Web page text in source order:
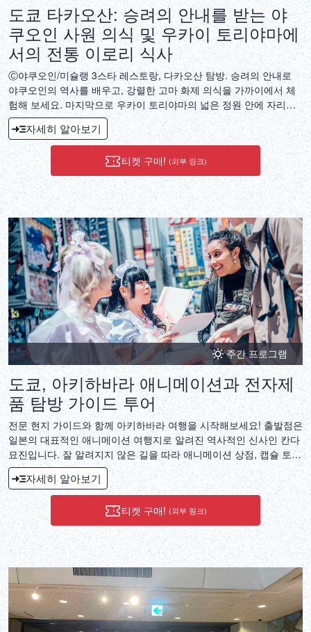
도쿄 타카오산: 승려의 안내를 받는 야
쿠오인 사원 의식 및 우카이 토리야마에
서의 전통 이로리 식사
Ⓒ야쿠오인/미슐랭 3스타 레스토랑, 다카오산 탐방. 승려의 안내로
야쿠오인의 역사를 배우고, 강렬한 고마 화제 의식을 가까이에서 체
험해 보세요. 마지막으로 우카이 토리야마의 넓은 정원 안에 자리한
개인 공간에서 숯불구이 만찬을 즐기실 수 있습니다.
자세히 알아보기
티켓 구매! (외부 링크)
주간 프로그램
도쿄, 아키하바라 애니메이션과 전자제
품 탐방 가이드 투어
전문 현지 가이드와 함께 아키하바라 여행을 시작해보세요! 출발점은
일본의 대표적인 애니메이션 여행지로 알려진 역사적인 신사인 칸다
묘진입니다. 잘 알려지지 않은 길을 따라 애니메이션 상점, 캡슐 토이
가게, 게임 숍, 도매점, 전자제품 매장 등을 들르며 가이드가 마을의
풍부한 역사와 변화 과정을 소개해 드릴 것입니다.
자세히 알아보기
티켓 구매! (외부 링크)